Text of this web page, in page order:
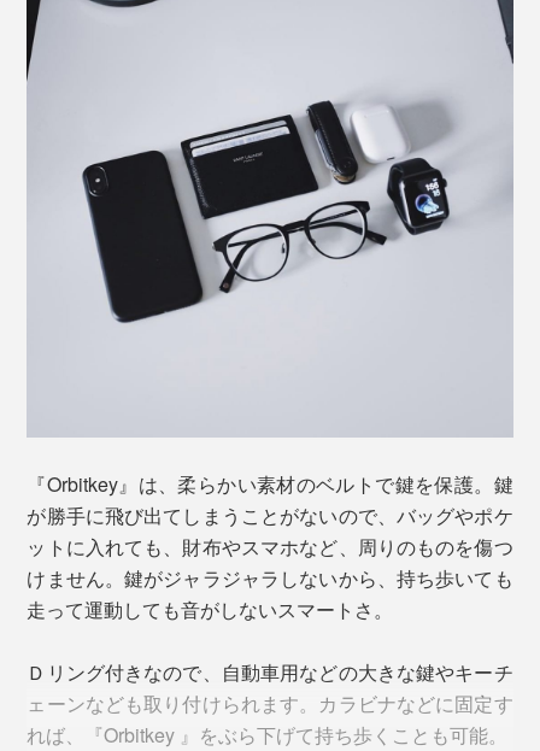
んだり、鍵が外れたりすることはありません。利き手に
関係なく、どちら側からも鍵を取り出せるユニバーサル
デザインを実現。慣れれば片手で操作できるのも魅力で
す。
『Orbitkey』は、柔らかい素材のベルトで鍵を保護。鍵
が勝手に飛び出てしまうことがないので、バッグやポケ
ットに入れても、財布やスマホなど、周りのものを傷つ
けません。鍵がジャラジャラしないから、持ち歩いても
走って運動しても音がしないスマートさ。
Ｄリング付きなので、自動車用などの大きな鍵やキーチ
ェーンなども取り付けられます。カラビナなどに固定す
れば、『Orbitkey 』をぶら下げて持ち歩くことも可能。